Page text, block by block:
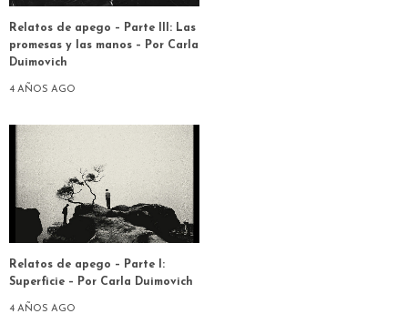
Relatos de apego – Parte III: Las
promesas y las manos – Por Carla
Duimovich
4 AÑOS AGO
Relatos de apego – Parte I:
Superficie – Por Carla Duimovich
4 AÑOS AGO